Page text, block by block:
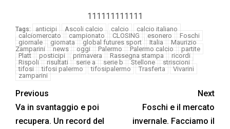
111111111111
Tags: anticipi Ascoli calcio calcio
calcio italiano
calciomercato
campionato CLOSING esonero
Foschi
giornale
giornata global futures sport Italia
Maurizio
Zamparini
news oggi Palermo Palermo calcio
partite
Platt
posticipi primavera Rassegna stampa
ricordi
Rispoli
risultati serie a serie b Stellone
striscioni
tifosi
tifosi palermo tifosipalermo Trasferta
Vivarini
zamparini
Previous
Va in svantaggio e poi
recupera. Un record del
Next
Foschi e il mercato
invernale. Facciamo il